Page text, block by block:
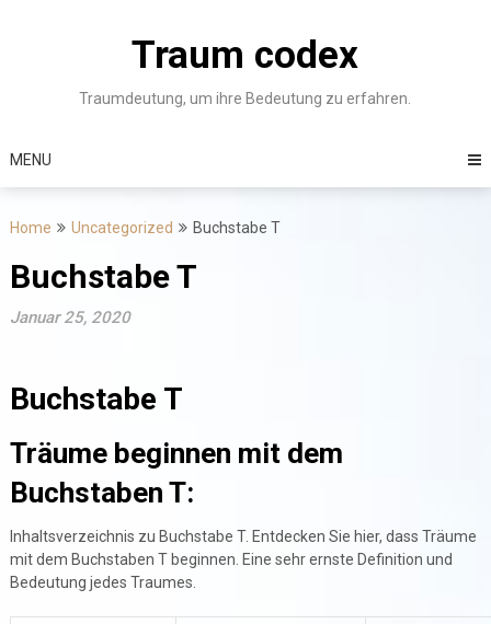
Traum codex
Traumdeutung, um ihre Bedeutung zu erfahren.
MENU
Home Uncategorized Buchstabe T
Buchstabe T
Januar 25, 2020
Buchstabe T
Träume beginnen mit dem
Buchstaben T:
Inhaltsverzeichnis zu Buchstabe T. Entdecken Sie hier, dass Träume
mit dem Buchstaben T beginnen. Eine sehr ernste Definition und
Bedeutung jedes Traumes.